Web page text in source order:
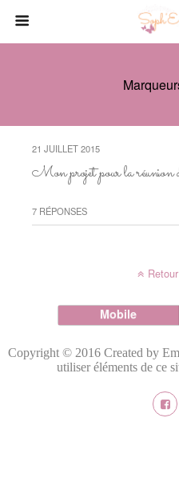
21 JUILLET 2015
Mon projet pour la réunion
7 RÉPONSES
Mobile
Copyright © 2016 Created by
utiliser éléments de ce